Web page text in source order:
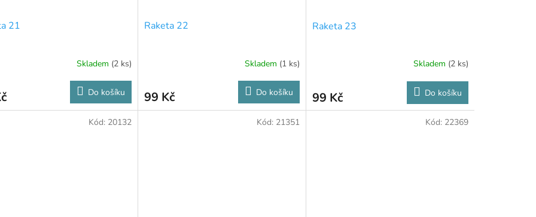
21
Skladem (2 ks)
Do košíku
Raketa 22
Skladem (1 ks)
99 Kč Do košíku
Raketa 23
Skladem (2 ks)
99 Kč Do košíku
Kód: 20132 Kód: 21351 Kód: 22369